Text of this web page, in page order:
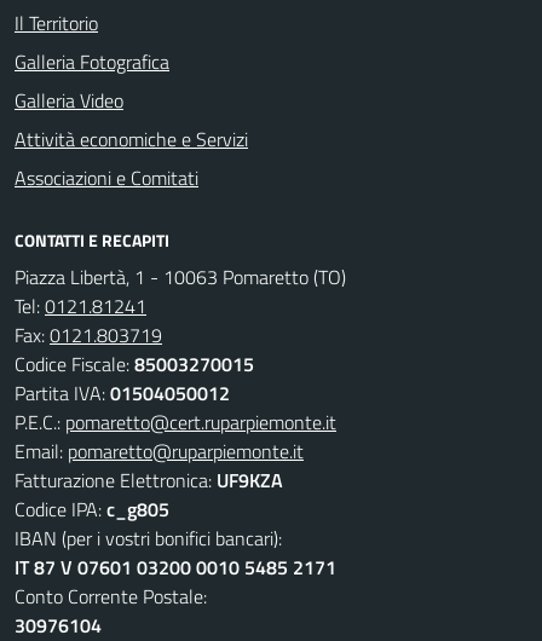
Il Territorio
Galleria Fotografica
Galleria Video
Attività economiche e Servizi
Associazioni e Comitati
CONTATTI E RECAPITI
Piazza Libertà, 1 - 10063 Pomaretto (TO)
Tel:0121.81241
Fax:0121.803719
Codice Fiscale:85003270015
Partita IVA:01504050012
P.E.C.: pomaretto@cert.ruparpiemonte.it
Email: pomaretto@ruparpiemonte.it
Fatturazione Elettronica: UF9KZA
Codice IPA:c_g805
IBAN (per i vostri bonifici bancari):
IT 87 V 07601 03200 0010 5485 2171
Conto Corrente Postale:
30976104